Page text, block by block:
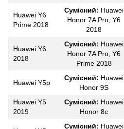
Huawei Y6
Prime 2018
Сумісний: Huawei
Honor 7A Pro, Y6
2018
Huawei Y6
2018
Сумісний: Huawei
Honor 7A Pro, Y6
Prime 2018
Huawei Y5p
Сумісний: Huawei
Honor 9S
Huawei Y5
2019
Сумісний: Huawei
Honor 8c
Сумісний: Huawei